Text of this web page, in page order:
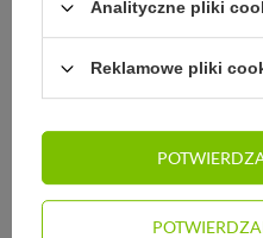
Analityczne pliki
Reklamowe pliki